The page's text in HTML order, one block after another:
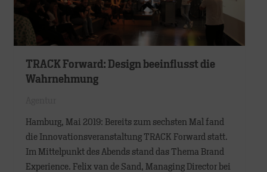
TRACK Forward: Design beeinflusst die
Wahrnehmung
Hamburg, Mai 2019: Bereits zum sechsten Mal fand
die Innovationsveranstaltung TRACK Forward statt.
Im Mittelpunkt des Abends stand das Thema Brand
Experience. Felix van de Sand, Managing Director bei